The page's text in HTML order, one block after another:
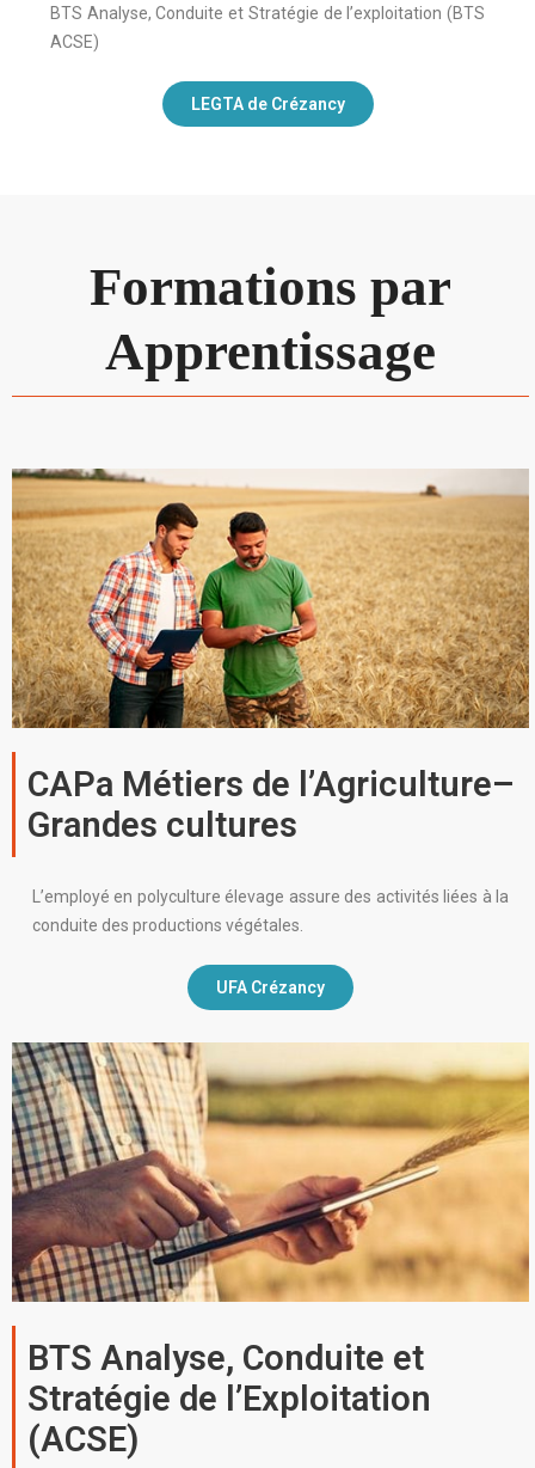
BTS Analyse, Conduite et Stratégie de l’exploitation (BTS
ACSE)
LEGTA de Crézancy
Formations par
Apprentissage
CAPa Métiers de l’Agriculture–
Grandes cultures
L’employé en polyculture élevage assure des activités liées à la
conduite des productions végétales.
UFA Crézancy
BTS Analyse, Conduite et
Stratégie de l’Exploitation
(ACSE)